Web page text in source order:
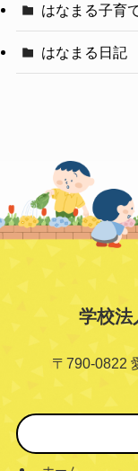
はなまる子育
はなまる日記
学校法
〒790-0822